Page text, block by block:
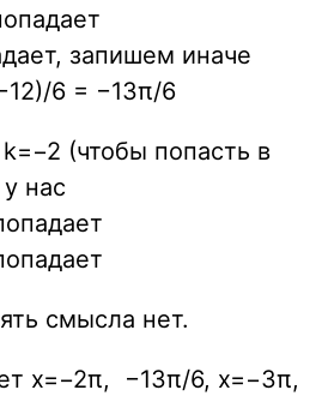
запишем иначе
6 = −13π/6
(чтобы попасть в
нас
смысла нет.
x=−2π, −13π/6, x=−3π,